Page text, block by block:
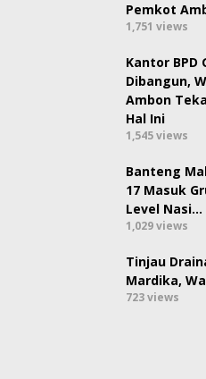
Pemkot
1,751 views
Kantor BPD
Dibangun,
Ambon
Hal Ini
1,545 views
Banteng
17 Masuk
Level Nasi…
1,029 views
Tinjau
Mardika,
723 views